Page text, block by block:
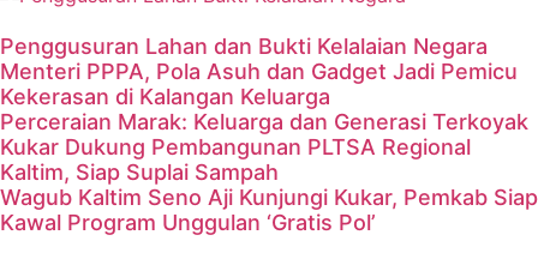
Penggusuran Lahan dan Bukti Kelalaian Negara
Menteri PPPA, Pola Asuh dan Gadget Jadi Pemicu
Kekerasan di Kalangan Keluarga
Perceraian Marak: Keluarga dan Generasi Terkoyak
Kukar Dukung Pembangunan PLTSA Regional
Kaltim, Siap Suplai Sampah
Wagub Kaltim Seno Aji Kunjungi Kukar, Pemkab Siap
Kawal Program Unggulan ‘Gratis Pol’